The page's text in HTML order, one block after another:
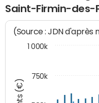
Saint-Firmin-des-
(Source : JDN d'après
750k
1 000k